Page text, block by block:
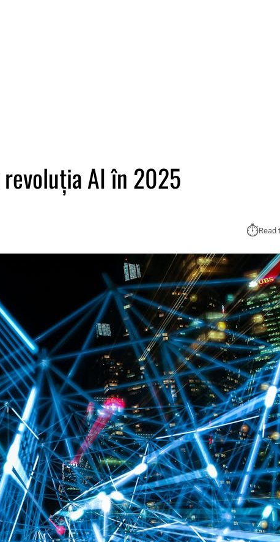
AI în 2025
⏱︎Read